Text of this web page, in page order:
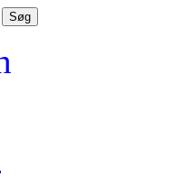
Søg